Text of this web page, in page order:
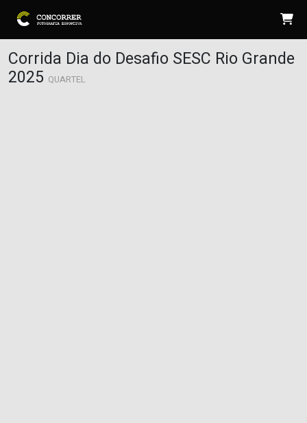
Corrida Dia do Desafio SESC Rio Grande
2025 QUARTEL